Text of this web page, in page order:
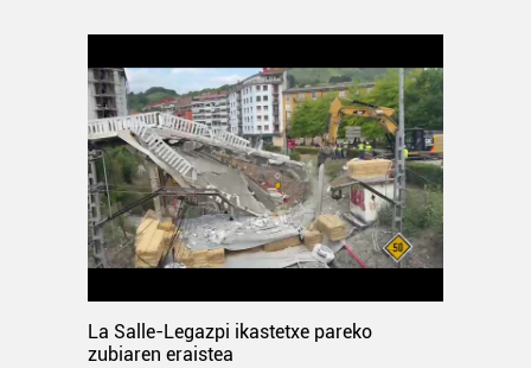
La Salle-Legazpi ikastetxe pareko
zubiaren eraistea